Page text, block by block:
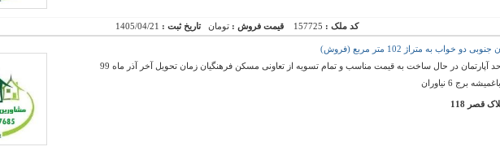
کد ملک : 157725 قیمت فروش : تومانتاریخ ثبت : 1405/04/21
دو خواب به متراژ 102 متر مربع (فروش)
آپارتمان در حال ساخت به قیمت مناسب و تمام تسویه از تعاونی مسکن فرهنگیان زمان تحویل آخر آذر ماه 99
باغمیشه برج 6 نیاوران
قصر 118